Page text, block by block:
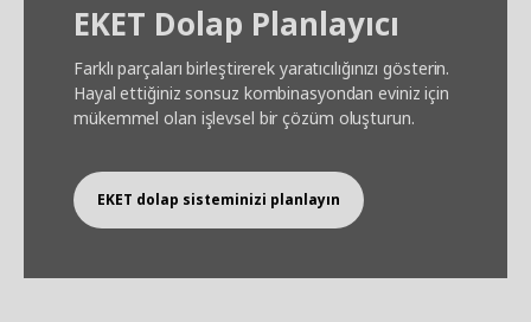
EKET Dolap Planlayıcı
Farklı parçaları birleştirerek yaratıcılığınızı gösterin.
Hayal ettiğiniz sonsuz kombinasyondan eviniz için
mükemmel olan işlevsel bir çözüm oluşturun.
EKET dolap sisteminizi planlayın